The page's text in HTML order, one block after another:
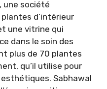
une société
d’intérieur
une vitrine qui
dans le soin des
plus de 70 plantes
qu’il utilise pour
Sabhawal